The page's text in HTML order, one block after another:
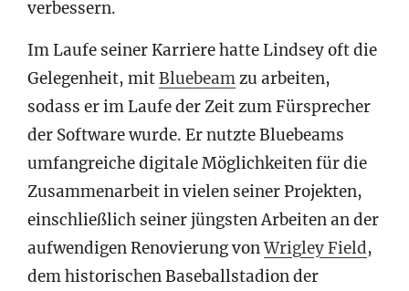
verbessern.
Im Laufe seiner Karriere hatte Lindsey oft die
Gelegenheit, mitBluebeamzu arbeiten,
sodass er im Laufe der Zeit zum Fürsprecher
der Software wurde. Er nutzte Bluebeams
umfangreiche digitale Möglichkeiten für die
Zusammenarbeit in vielen seiner Projekten,
einschließlich seiner jüngsten Arbeiten an der
aufwendigen Renovierung vonWrigley Field,
dem historischen Baseballstadion der